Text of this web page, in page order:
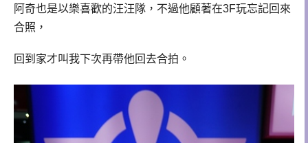
阿奇也是以樂喜歡的汪汪隊，不過他顧著在3F玩忘記回來
合照，
回到家才叫我下次再帶他回去合拍。